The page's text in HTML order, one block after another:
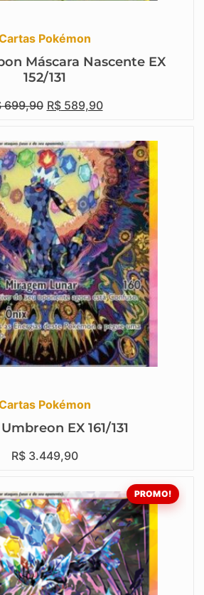
Pokémon
Máscara Nascente EX
152/131
699,90 R$589,90
Pokémon
EX 161/131
R$ 3.449,90
PROMO!